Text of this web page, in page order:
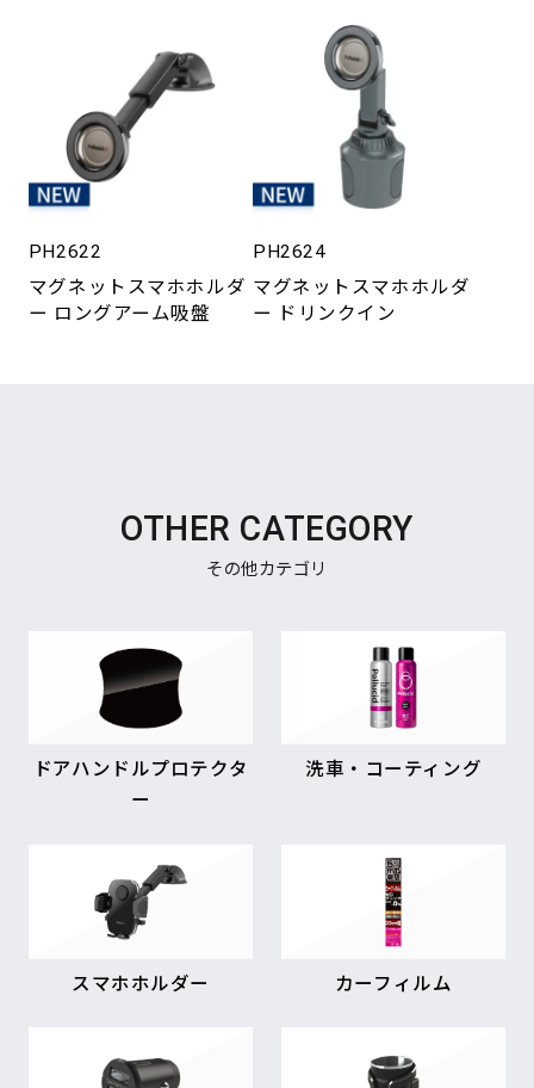
PH2622
マグネットスマホホルダ
ー ロングアーム吸盤
PH2624
マグネットスマホホルダ
ー ドリンクイン
OTHER CATEGORY
その他カテゴリ
ドアハンドルプロテクタ
ー
洗車・コーティング
スマホホルダー カーフィルム